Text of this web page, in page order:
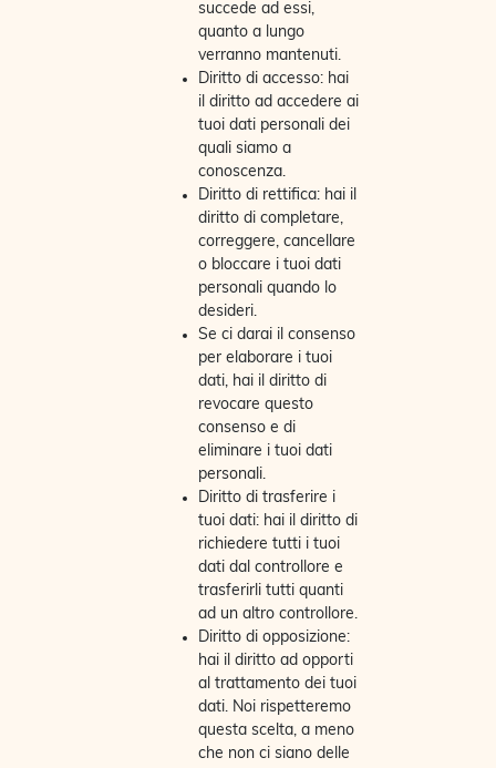
succede ad essi,
quanto a lungo
verranno mantenuti.
Diritto di accesso: hai
il diritto ad accedere ai
tuoi dati personali dei
quali siamo a
conoscenza.
Diritto di rettifica: hai il
diritto di completare,
correggere, cancellare
o bloccare i tuoi dati
personali quando lo
desideri.
Se ci darai il consenso
per elaborare i tuoi
dati, hai il diritto di
revocare questo
consenso e di
eliminare i tuoi dati
personali.
Diritto di trasferire i
tuoi dati: hai il diritto di
richiedere tutti i tuoi
dati dal controllore e
trasferirli tutti quanti
ad un altro controllore.
Diritto di opposizione:
hai il diritto ad opporti
al trattamento dei tuoi
dati. Noi rispetteremo
questa scelta, a meno
che non ci siano delle